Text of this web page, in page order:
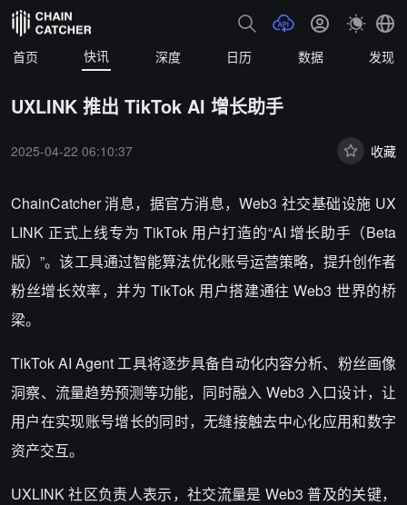
首页 快讯 深度 日历 数据 发现
UXLINK 推出 TikTok AI 增长助手
2025-04-22 06:10:37 收藏
ChainCatcher 消息，据官方消息，Web3 社交基础设施 UX
LINK 正式上线专为 TikTok 用户打造的“AI 增长助手（Beta
版）”。该工具通过智能算法优化账号运营策略，提升创作者
粉丝增长效率，并为 TikTok 用户搭建通往 Web3 世界的桥
梁。
TikTok AI Agent 工具将逐步具备自动化内容分析、粉丝画像
洞察、流量趋势预测等功能，同时融入 Web3 入口设计，让
用户在实现账号增长的同时，无缝接触去中心化应用和数字
资产交互。
UXLINK 社区负责人表示，社交流量是 Web3 普及的关键，